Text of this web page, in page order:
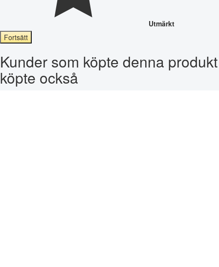
Utmärkt
Fortsätt
Kunder som köpte denna produkt
köpte också